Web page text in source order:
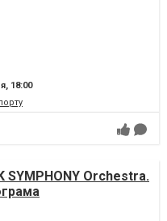
18:00
SYMPHONY Orchestra.